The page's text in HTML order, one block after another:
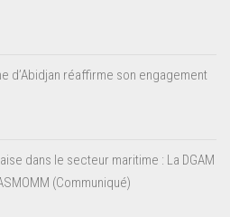
d’Abidjan réaffirme son engagement
dans le secteur maritime : La DGAM
(Communiqué)